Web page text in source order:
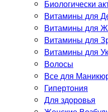
Биологически
Витамины для
Витамины для
Витамины для
Витамины для
Волосы
Все для
Гипертония
Для здоровья